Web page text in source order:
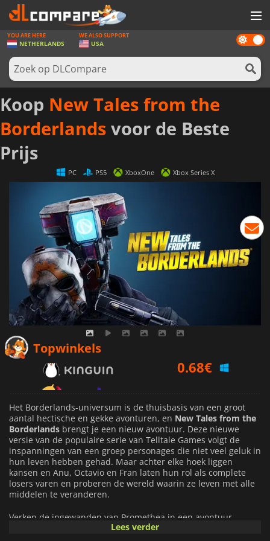
SPELLEN
GAME CARDS
SOFTWARE
REWARDS
NIEUWS
LOG IN OF REGISTREER
Dark
mode
YOU ARE HERE
NETHERLANDS
WE ALSO SUPPORT
USA
Koop New Tales from the
Borderlands voor de Beste
Prijs
PC PS5 XboxOne Xbox Series X
Topwinkels
0.97€
1.39€
Het Borderlands-universum is de thuisbasis van een groot
aantal hectische en gekke avonturen, en New Tales from the
Borderlands brengt je een nieuw avontuur. Deze nieuwe
versie van de populaire serie van Telltale Games volgt de
inspanningen van een groep personages die niet veel geluk in
hun leven hebben gehad. Maar achter elke hoek liggen
kansen en Anu, Octavio en Fran laten hun rol als complete
losers varen en proberen de wereld waarin ze leven met alle
middelen te veranderen.
Verken de ingewanden van Promethea in een avontuur
waarin je het opneemt tegen een planetaire invasie en hopen
Lees verder